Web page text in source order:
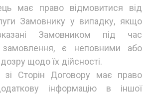
має право відмовитися від
Замовнику у випадку, якщо
Замовником під час
є неповними або
щодо їх дійсності.
зі Сторін Договору має право
інформацію в іншої